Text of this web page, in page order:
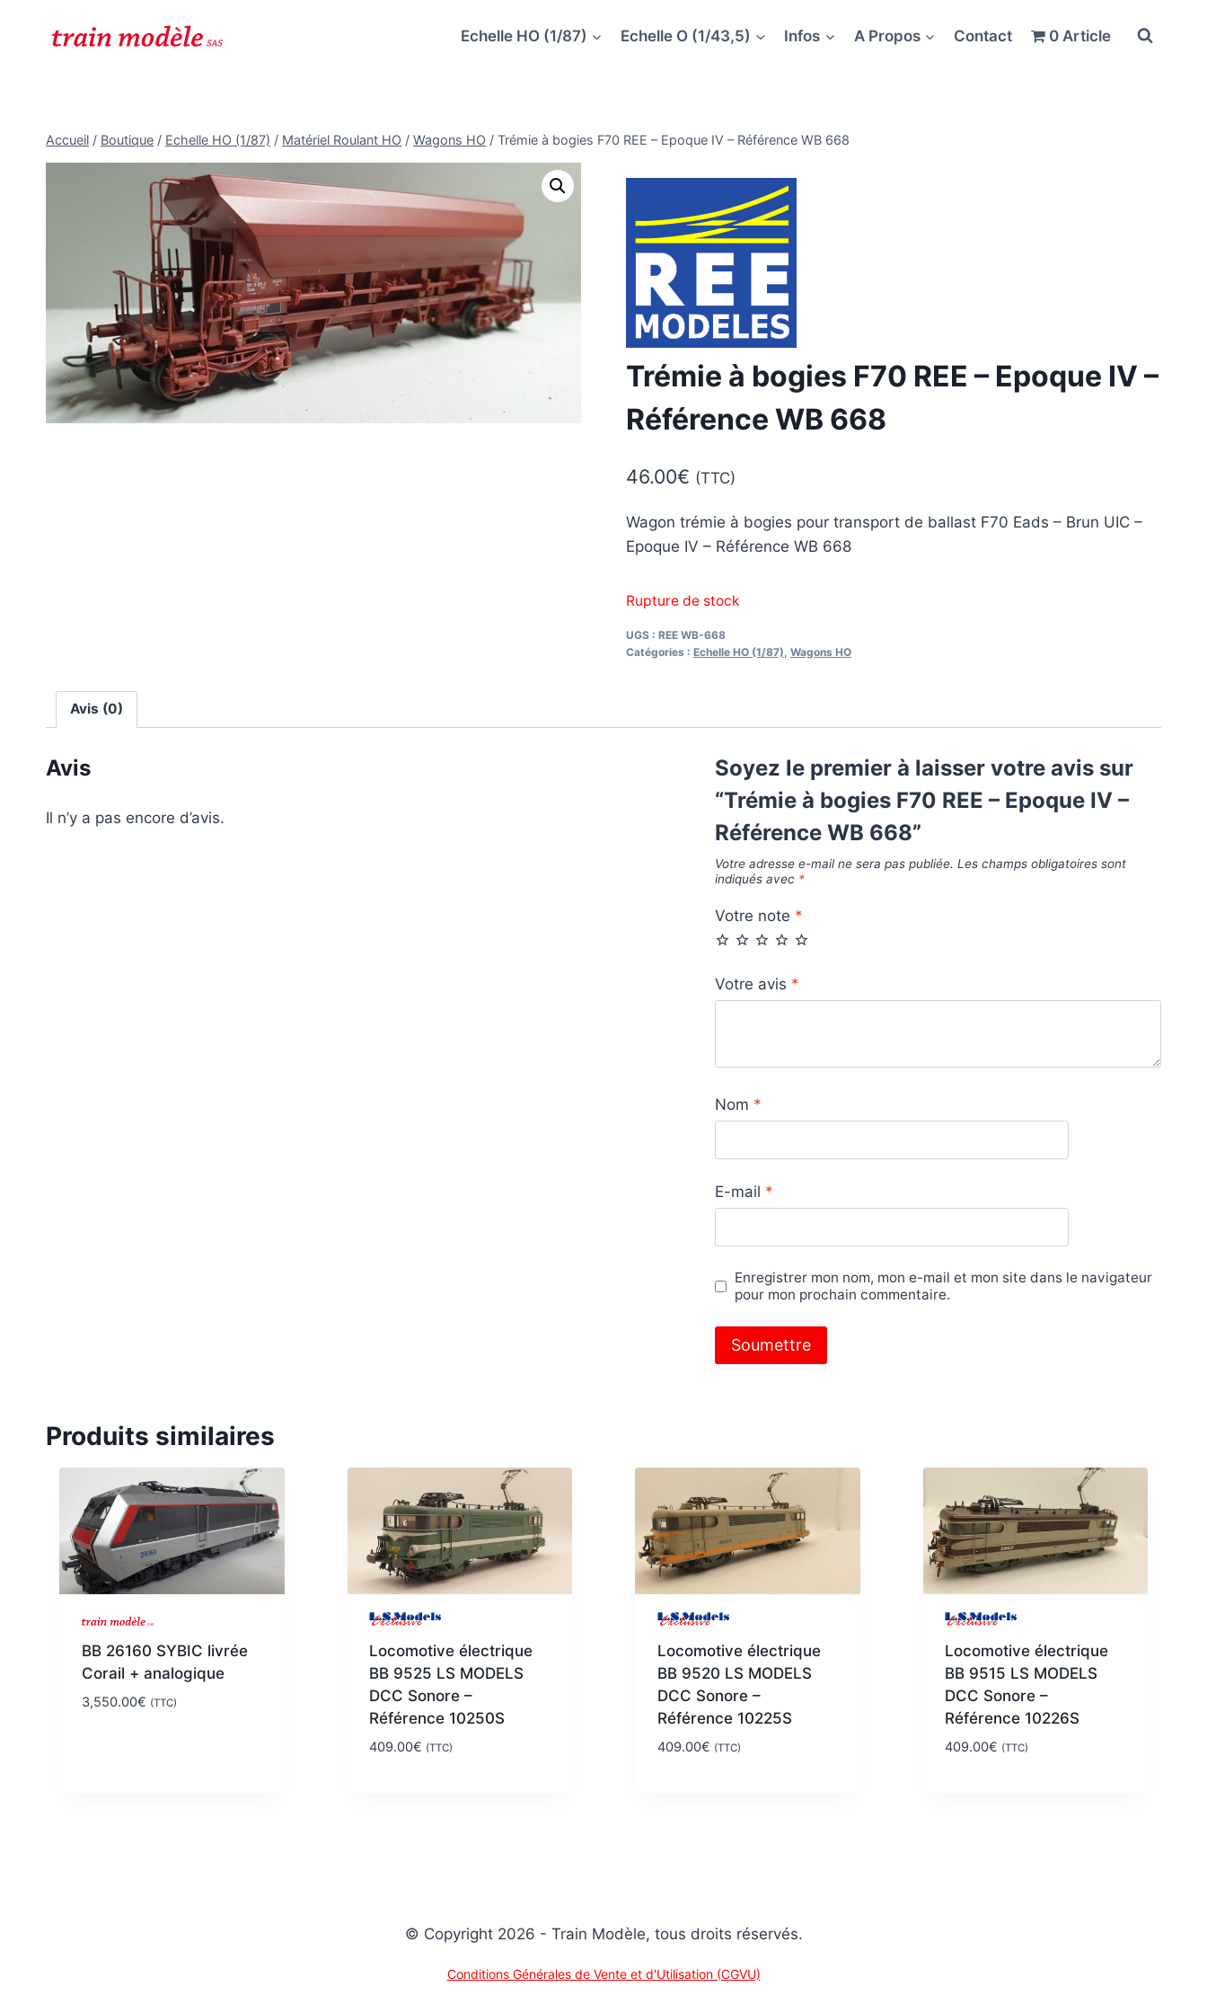
Echelle HO (1/87) Echelle O (1/43,5) Infos A Propos Contact 0 Article
Accueil / Boutique / Echelle HO (1/87) / Matériel Roulant HO / Wagons HO / Trémie à bogies F70 REE – Epoque IV – Référence WB 668
Trémie à bogies F70 REE – Epoque IV –
Référence WB 668
46.00€ (TTC)
Wagon trémie à bogies pour transport de ballast F70 Eads – Brun UIC –
Epoque IV – Référence WB 668
Rupture de stock
UGS : REE WB-668
Catégories : Echelle HO (1/87) Wagons HO
Avis (0)
Avis
Il n’y a pas encore d’avis.
Soyez le premier à laisser votre avis sur
“Trémie à bogies F70 REE – Epoque IV –
Référence WB 668”
Votre adresse e-mail ne sera pas publiée. Les champs obligatoires sont
indiqués avec *
Votre note *
Votre avis *
Nom *
E-mail *
Enregistrer mon nom, mon e-mail et mon site dans le navigateur
pour mon prochain commentaire.
Produits similaires
BB 26160 SYBIC livrée
Corail + analogique
3,550.00€ (TTC)
Locomotive électrique
BB 9525 LS MODELS
DCC Sonore –
Référence 10250S
409.00€ (TTC)
Locomotive électrique
BB 9520 LS MODELS
DCC Sonore –
Référence 10225S
409.00€ (TTC)
Locomotive électrique
BB 9515 LS MODELS
DCC Sonore –
Référence 10226S
409.00€ (TTC)
© Copyright 2026 - Train Modèle, tous droits réservés.
Conditions Générales de Vente et d'Utilisation (CGVU)